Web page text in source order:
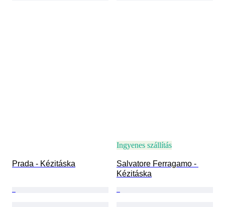
Prada - Kézitáska
Ingyenes szállítás
Salvatore Ferragamo -
Kézitáska